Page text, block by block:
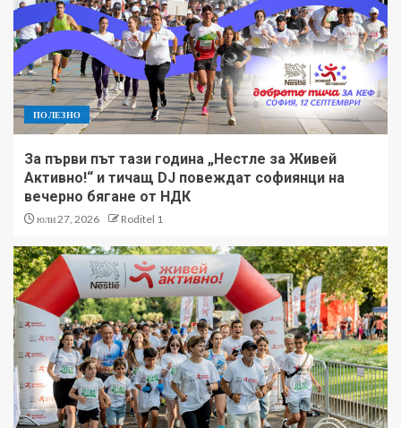
ПОЛЕЗНО
За първи път тази година „Нестле за Живей
Активно!“ и тичащ DJ повеждат софиянци на
вечерно бягане от НДК
юли 27, 2026 Roditel 1